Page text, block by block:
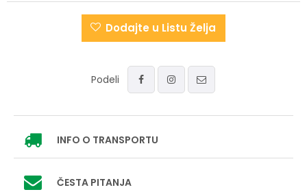
Dodajte u Listu Želja
Podeli
INFO O TRANSPORTU
ČESTA PITANJA